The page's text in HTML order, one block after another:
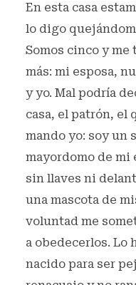
En esta casa
lo digo
Somos cinco y me
más: mi esposa,
y yo. Mal podría
casa, el patrón, el
mando yo: soy un
mayordomo de mi
sin llaves ni
una mascota de
voluntad me
a obedecerlos. Lo
nacido para ser